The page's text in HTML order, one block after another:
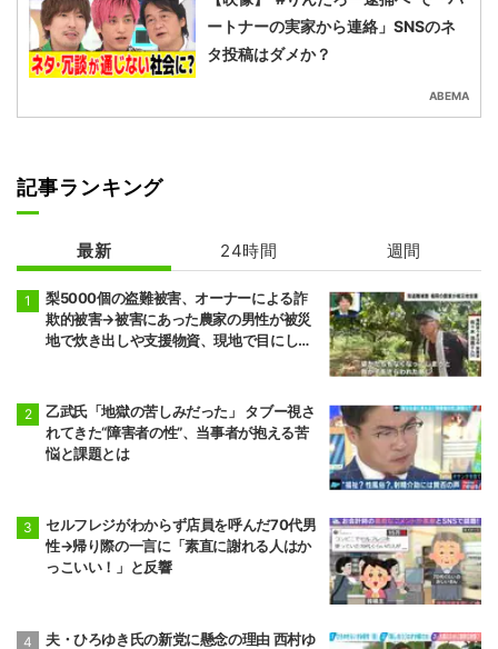
ートナーの実家から連絡」SNSのネ
タ投稿はダメか？
ABEMA
記事ランキング
最新 24時間 週間
梨5000個の盗難被害、オーナーによる詐
欺的被害→被害にあった農家の男性が被災
地で炊き出しや支援物資、現地で目にし
乙武氏「地獄の苦しみだった」 タブー視さ
れてきた“障害者の性”、当事者が抱える苦
悩と課題とは
セルフレジがわからず店員を呼んだ70代男
性→帰り際の一言に「素直に謝れる人はか
っこいい！」と反響
夫・ひろゆき氏の新党に懸念の理由 西村ゆ